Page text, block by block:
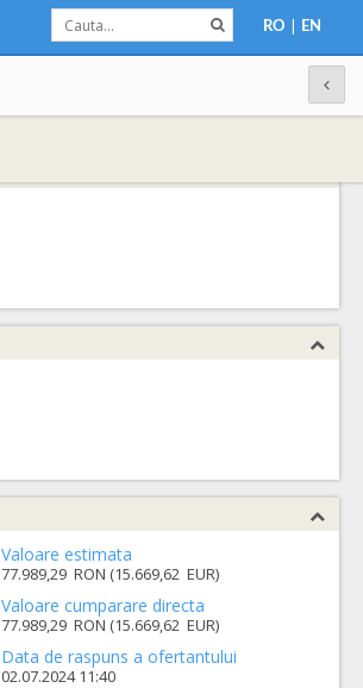
RO | EN
Valoare estimata
77.989,29 RON (15.669,62 EUR)
Valoare cumparare directa
77.989,29 RON (15.669,62 EUR)
Data de raspuns a ofertantului
02.07.2024 11:40